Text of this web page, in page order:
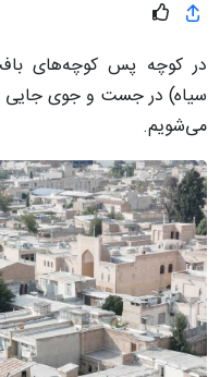
در کوچه پس کوچه‌های
سیاه) در جست و جوی جایی
می‌شویم.